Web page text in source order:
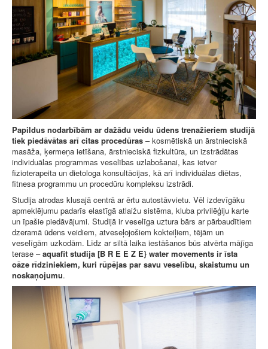
Papildus nodarbībām ar dažādu veidu ūdens trenažieriem studijā
tiek piedāvātas arī citas procedūras – kosmētiskā un ārstnieciskā
masāža, ķermeņa ietīšana, ārstnieciskā fizkultūra, un izstrādātas
individuālas programmas veselības uzlabošanai, kas ietver
fizioterapeita un dietologa konsultācijas, kā arī individuālas diētas,
fitnesa programmu un procedūru kompleksu izstrādi.
Studija atrodas klusajā centrā ar ērtu autostāvvietu. Vēl izdevīgāku
apmeklējumu padarīs elastīgā atlaižu sistēma, kluba privilēģiju karte
un īpašie piedāvājumi. Studijā ir veselīga uztura bārs ar pārbaudītiem
dzeramā ūdens veidiem, atveseļojošiem kokteiļiem, tējām un
veselīgām uzkodām. Līdz ar siltā laika iestāšanos būs atvērta mājīga
terase –aquafit studija [B R E E Z E} water movements ir īsta
oāze rīdziniekiem, kuri rūpējas par savu veselību, skaistumu un
noskaņojumu.